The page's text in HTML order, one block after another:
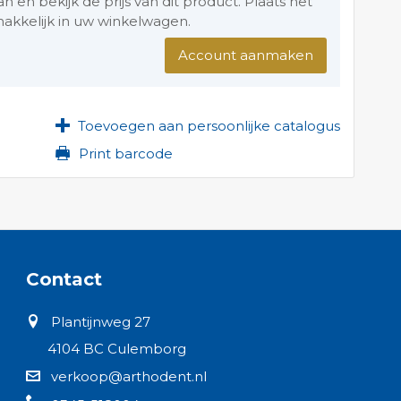
in uw winkelwagen.
Account aanmaken
Toevoegen aan persoonlijke catalogus
Print barcode
Contact
Plantijnweg 27
4104 BC Culemborg
verkoop@arthodent.nl